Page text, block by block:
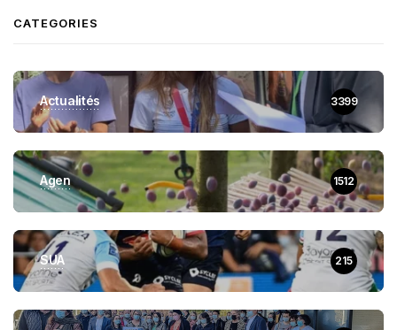
CATEGORIES
Actualités 3399
Agen 1512
SUA 215